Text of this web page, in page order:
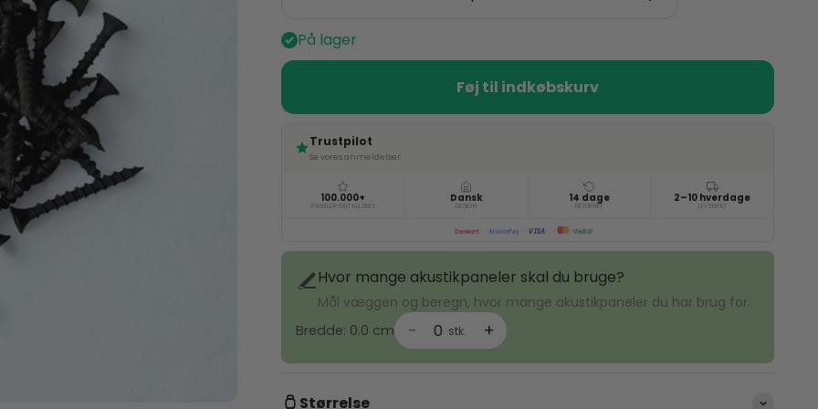
På lager
Føj til indkøbskurv
Trustpilot
Se vores anmeldelser
100.000+
PANELER INSTALLERET
Dansk
DESIGN
14 dage
RETURRET
2–10 hverdage
LEVERING
Dankort MobilePay VISA ViaBill
Hvor mange akustikpaneler skal du bruge?
Mål væggen og beregn, hvor mange akustikpaneler du har brug for.
Bredde: 0.0 cm - 0 stk. +
Størrelse